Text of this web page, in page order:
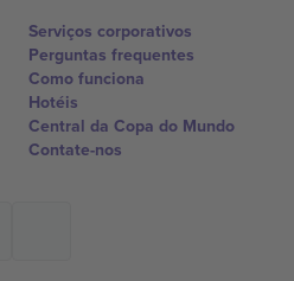
Serviços corporativos
Perguntas frequentes
Como funciona
Hotéis
Central da Copa do Mundo
Contate-nos